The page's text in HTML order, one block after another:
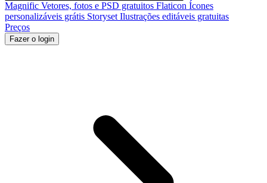
Magnific Vetores, fotos e PSD gratuitos Flaticon Ícones
personalizáveis grátis Storyset Ilustrações editáveis gratuitas
Preços
Fazer o login